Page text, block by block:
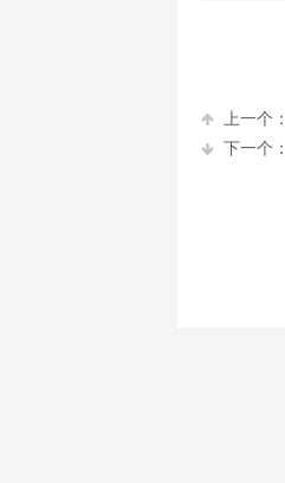
上一个：
下一个：